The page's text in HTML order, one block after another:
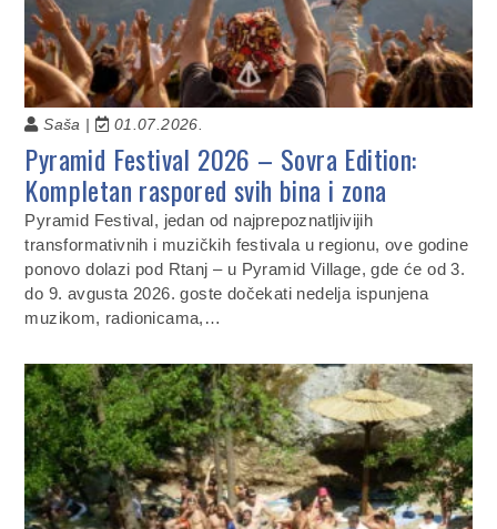
Saša | 01.07.2026.
Pyramid Festival 2026 – Sovra Edition:
Kompletan raspored svih bina i zona
Pyramid Festival, jedan od najprepoznatljivijih
transformativnih i muzičkih festivala u regionu, ove godine
ponovo dolazi pod Rtanj – u Pyramid Village, gde će od 3.
do 9. avgusta 2026. goste dočekati nedelja ispunjena
muzikom, radionicama,…